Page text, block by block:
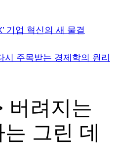
기업 혁신의 새 물결
주목받는 경제학의 원리
버려지는
그린 데